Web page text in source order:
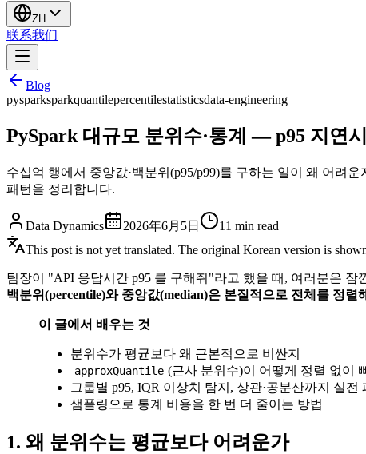
ZH
联系我们
Blog
pysparksparkquantilepercentilestatisticsdata-engineering
PySpark 대규모 분위수·통계 — p95 지연
수십억 행에서 중앙값·백분위(p95/p99)를 구하는 일이 왜 어려
패턴을 정리합니다.
Data Dynamics 2026年6月5日 11 min read
This post is not yet translated. The original Korean version is
팀장이 "API 응답시간 p95 를 구해줘"라고 했을 때, 여러분은
백분위(percentile)와 중앙값(median)은 본질적으로 전체를 정렬
이 글에서 배우는 것
분위수가 평균보다 왜 근본적으로 비싼지
approxQuantile (근사 분위수)이 어떻게 정렬 없이
그룹별 p95, IQR 이상치 탐지, 상관·공분산까지 실전
샘플링으로 통계 비용을 한 번 더 줄이는 방법
1. 왜 분위수는 평균보다 어려운가